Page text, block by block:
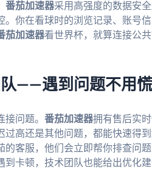
番茄加速器采用高强度的数据安
你在看球时的浏览记录、账号信
茄加速器看世界杯，就算连接公
——遇到问题不用慌
问题。 番茄加速器拥有售后实
高还是其他问题，都能快速得
客服，他们会立即帮你排查问
卡顿，技术团队也能给出优化